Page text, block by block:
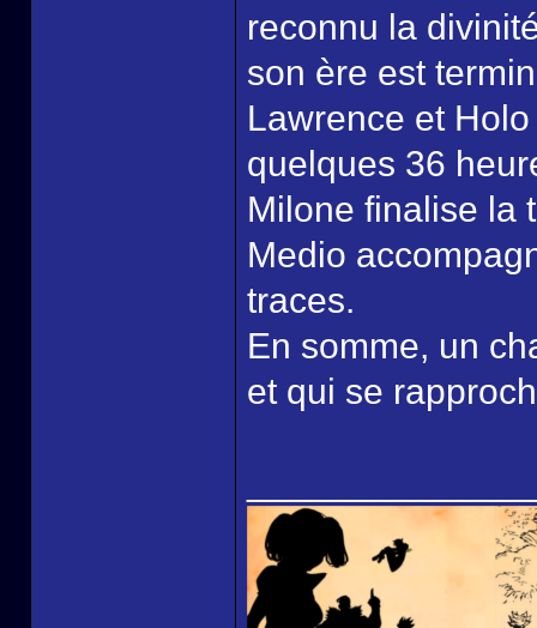
reconnu la
son ère est
Lawrence et
quelques 36
Milone finalise la
Medio
traces.
En somme, un
et qui se